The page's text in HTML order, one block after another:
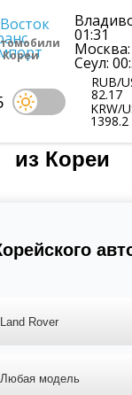
Кореи
01:31
Москва:
Сеул:
RUB/
82.17
KRW/
1398.2
из Кореи